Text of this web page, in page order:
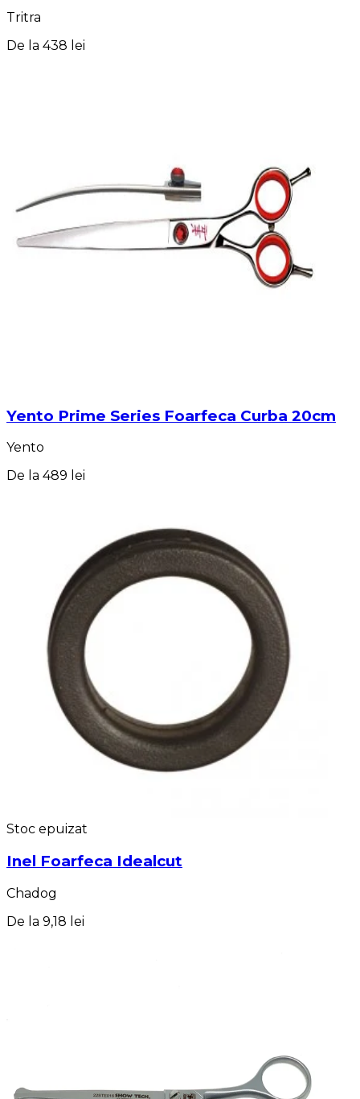
Tritra
De la 438 lei
Yento Prime Series Foarfeca Curba 20cm
Yento
De la 489 lei
Stoc epuizat
Inel Foarfeca Idealcut
Chadog
De la 9,18 lei